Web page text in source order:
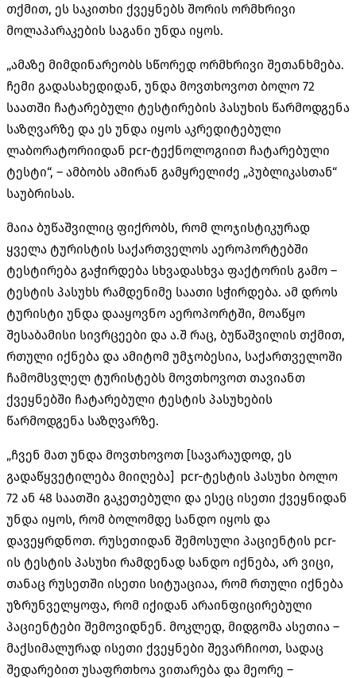
თქმით, ეს საკითხი ქვეყნებს შორის ორმხრივი
მოლაპარაკების საგანი უნდა იყოს.
„ამაზე მიმდინარეობს სწორედ ორმხრივი შეთანხმება.
ჩემი გადასახედიდან, უნდა მოვთხოვოთ ბოლო 72
საათში ჩატარებული ტესტირების პასუხის წარმოდგენა
საზღვარზე და ეს უნდა იყოს აკრედიტებული
ლაბორატორიიდან pcr-ტექნოლოგიით ჩატარებული
ტესტი“, – ამბობს ამირან გამყრელიძე „პუბლიკასთან“
საუბრისას.
მაია ბუწაშვილიც ფიქრობს, რომ ლოჯისტიკურად
ყველა ტურისტის საქართველოს აეროპორტებში
ტესტირება გაჭირდება სხვადასხვა ფაქტორის გამო –
ტესტის პასუხს რამდენიმე საათი სჭირდება. ამ დროს
ტურისტი უნდა დააყოვნო აეროპორტში, მოაწყო
შესაბამისი სივრცეები და ა.შ რაც, ბუწაშვილის თქმით,
რთული იქნება და ამიტომ უმჯობესია, საქართველოში
ჩამომსვლელ ტურისტებს მოვთხოვოთ თავიანთ
ქვეყნებში ჩატარებული ტესტის პასუხების
წარმოდგენა საზღვარზე.
„ჩვენ მათ უნდა მოვთხოვოთ [სავარაუდოდ, ეს
გადაწყვეტილება მიიღება] pcr-ტესტის პასუხი ბოლო
72 ან 48 საათში გაკეთებული და ესეც ისეთი ქვეყნიდან
უნდა იყოს, რომ ბოლომდე სანდო იყოს და
დავეყრდნოთ. რუსეთიდან შემოსული პაციენტის pcr-
ის ტესტის პასუხი რამდენად სანდო იქნება, არ ვიცი,
თანაც რუსეთში ისეთი სიტუაციაა, რომ რთული იქნება
უზრუნველყოფა, რომ იქიდან არაინფიცირებული
პაციენტები შემოვიდნენ. მოკლედ, მიდგომა ასეთია –
მაქსიმალურად ისეთი ქვეყნები შევარჩიოთ, სადაც
შედარებით უსაფრთხოა ვითარება და მეორე –